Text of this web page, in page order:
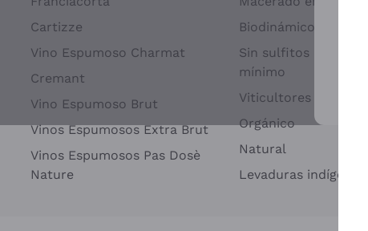
Cartizze
Vino Espumoso Charmat
Cremant
Vino Espumoso Brut
Vinos Espumosos Extra Brut
Vinos Espumosos Pas Dosè
Nature
Biodinámico
Sin sulfitos añadidos
mínimo
Viticultores
Orgánico
Natural
Levaduras indígenas